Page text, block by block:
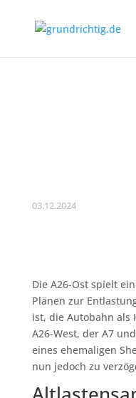
03.12.2024
Die A26-Ost spielt
Plänen zur
ist, die Autobahn als
A26-West, der A7
eines ehemaligen
nun jedoch zu